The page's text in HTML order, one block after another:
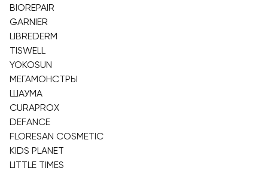
BIOREPAIR
GARNIER
LIBREDERM
TISWELL
YOKOSUN
МЕГАМОНСТРЫ
ШАУМА
CURAPROX
DEFANCE
FLORESAN COSMETIC
KIDS PLANET
LITTLE TIMES